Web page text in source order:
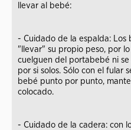
llevar al bebé:
- Cuidado de la espalda: Los
"llevar" su propio peso, por
cuelguen del portabebé ni
por si solos. Sólo con el fular
bebé punto por punto,
colocado.
- Cuidado de la cadera: con